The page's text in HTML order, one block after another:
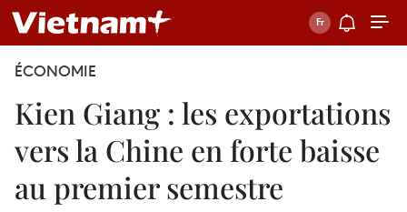
ÉCONOMIE
Kien Giang : les exportations
vers la Chine en forte baisse
au premier semestre